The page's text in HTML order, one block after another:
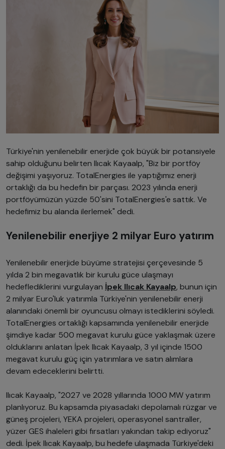
Türkiye'nin yenilenebilir enerjide çok büyük bir potansiyele
sahip olduğunu belirten Ilıcak Kayaalp, "Biz bir portföy
değişimi yaşıyoruz. TotalEnergies ile yaptığımız enerji
ortaklığı da bu hedefin bir parçası. 2023 yılında enerji
portföyümüzün yüzde 50'sini TotalEnergies'e sattık. Ve
hedefimiz bu alanda ilerlemek" dedi.
Yenilenebilir enerjiye 2 milyar Euro yatırım
Yenilenebilir enerjide büyüme stratejisi çerçevesinde 5
yılda 2 bin megavatlık bir kurulu güce ulaşmayı
hedeflediklerini vurgulayan İpek Ilıcak Kayaalp, bunun için
2 milyar Euro'luk yatırımla Türkiye'nin yenilenebilir enerji
alanındaki önemli bir oyuncusu olmayı istediklerini söyledi.
TotalEnergies ortaklığı kapsamında yenilenebilir enerjide
şimdiye kadar 500 megavat kurulu güce yaklaşmak üzere
olduklarını anlatan İpek Ilıcak Kayaalp, 3 yıl içinde 1500
megavat kurulu güç için yatırımlara ve satın alımlara
devam edeceklerini belirtti.
Ilıcak Kayaalp, "2027 ve 2028 yıllarında 1000 MW yatırım
planlıyoruz. Bu kapsamda piyasadaki depolamalı rüzgar ve
güneş projeleri, YEKA projeleri, operasyonel santraller,
yüzer GES ihaleleri gibi fırsatları yakından takip ediyoruz"
dedi. İpek Ilıcak Kayaalp, bu hedefe ulaşmada Türkiye'deki